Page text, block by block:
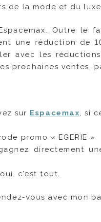
de la mode et du
Outre le
une réduction de
avec les
prochaines ventes,
sur Espacemax, si
promo « EGERIE »
directement
c’est tout.
vous avec mon